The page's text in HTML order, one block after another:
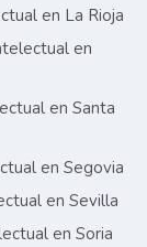
en La Rioja
en
en Santa
en Segovia
en Sevilla
en Soria